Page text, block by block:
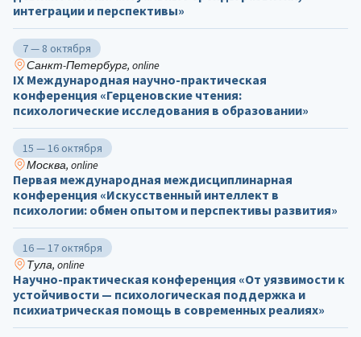
интеграции и перспективы»
7 — 8 октября
Санкт-Петербург, online
IX Международная научно-практическая
конференция «Герценовские чтения:
психологические исследования в образовании»
15 — 16 октября
Москва, online
Первая международная междисциплинарная
конференция «Искусственный интеллект в
психологии: обмен опытом и перспективы развития»
16 — 17 октября
Тула, online
Научно-практическая конференция «От уязвимости к
устойчивости — психологическая поддержка и
психиатрическая помощь в современных реалиях»